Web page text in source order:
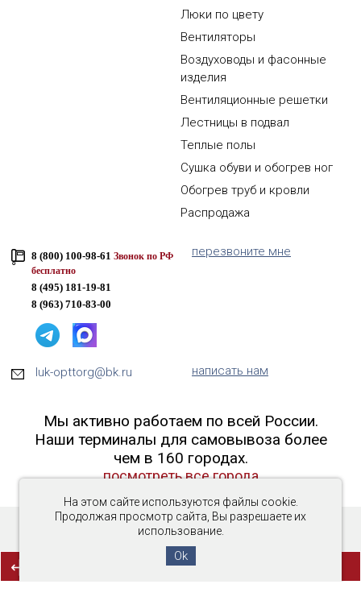
На этом сайте используются файлы cookie.
Продолжая просмотр сайта, Вы разрешаете их
использование.
Ok
СРАВНЕНИЕ
Люки по цвету
Вентиляторы
Воздуховоды и фасонные
изделия
Вентиляционные решетки
Лестницы в подвал
Теплые полы
Сушка обуви и обогрев ног
Обогрев труб и кровли
Распродажа
8 (800) 100-98-61 Звонок по РФ
бесплатно
8 (495) 181-19-81
8 (963) 710-83-00
перезвоните мне
luk-opttorg@bk.ru написать нам
Мы активно работаем по всей России.
Наши терминалы для самовывоза более
чем в 160 городах.
посмотреть все города
Copyright © 2016-2026 «Люк-ОптТорг»